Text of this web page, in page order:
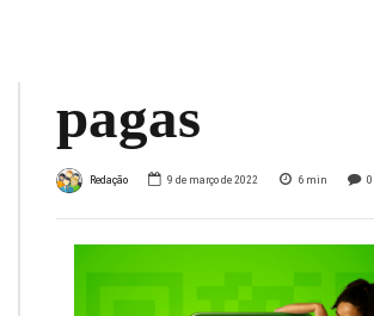
pagas
Redação 9 de março de 2022 6 min 0